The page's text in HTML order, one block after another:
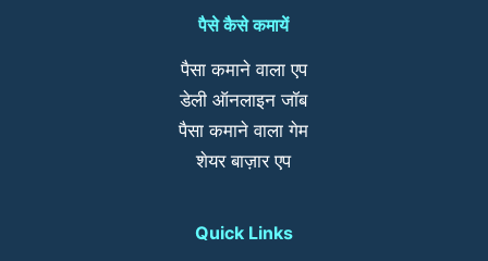
पैसे कैसे कमायें
पैसा कमाने वाला एप
डेली ऑनलाइन जॉब
पैसा कमाने वाला गेम
शेयर बाज़ार एप
Quick Links